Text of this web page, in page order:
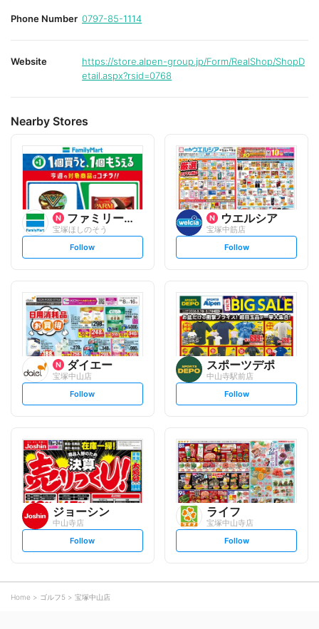
Phone Number 0797-85-1114
Website
https://store.alpen-group.jp/Form/RealShop/ShopD
etail.aspx?rsid=0768
Nearby Stores
ファミリーマート
宝塚ほしのそう
s
t
o
w
Follow
ウエルシア
宝塚中筋店
s
t
o
w
Follow
ダイエー
宝塚中山店
s
t
l
o
w
Follow
スポーツデポ
中山寺駅前店
s
t
l
o
w
Follow
ジョーシン
中山寺店
s
t
o
w
Follow
ライフ
宝塚中山寺店
s
t
Follow
Home ゴルフ5 宝塚中山店